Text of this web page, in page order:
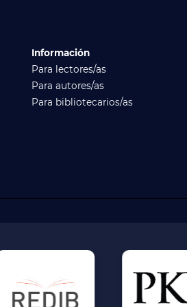
Información
Para lectores/as
Para autores/as
Para bibliotecarios/as